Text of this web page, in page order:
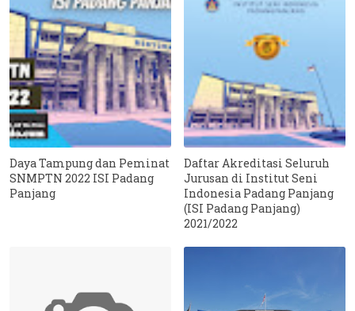
Daya Tampung dan Peminat
SNMPTN 2022 ISI Padang
Panjang
Daftar Akreditasi Seluruh
Jurusan di Institut Seni
Indonesia Padang Panjang
(ISI Padang Panjang)
2021/2022